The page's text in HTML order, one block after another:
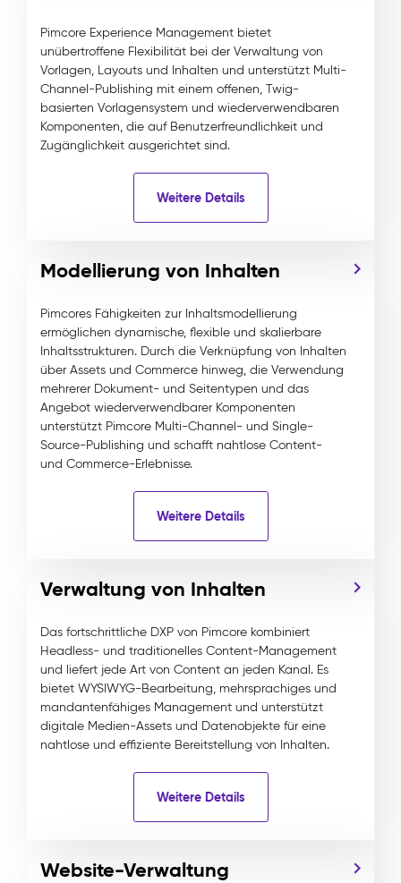
Pimcore Experience Management bietet
unübertroffene Flexibilität bei der Verwaltung von
Vorlagen, Layouts und Inhalten und unterstützt Multi-
Channel-Publishing mit einem offenen, Twig-
basierten Vorlagensystem und wiederverwendbaren
Komponenten, die auf Benutzerfreundlichkeit und
Zugänglichkeit ausgerichtet sind.
Weitere Details
Modellierung von Inhalten
Pimcores Fähigkeiten zur Inhaltsmodellierung
ermöglichen dynamische, flexible und skalierbare
Inhaltsstrukturen. Durch die Verknüpfung von Inhalten
über Assets und Commerce hinweg, die Verwendung
mehrerer Dokument- und Seitentypen und das
Angebot wiederverwendbarer Komponenten
unterstützt Pimcore Multi-Channel- und Single-
Source-Publishing und schafft nahtlose Content-
und Commerce-Erlebnisse.
Weitere Details
Verwaltung von Inhalten
Das fortschrittliche DXP von Pimcore kombiniert
Headless- und traditionelles Content-Management
und liefert jede Art von Content an jeden Kanal. Es
bietet WYSIWYG-Bearbeitung, mehrsprachiges und
mandantenfähiges Management und unterstützt
digitale Medien-Assets und Datenobjekte für eine
nahtlose und effiziente Bereitstellung von Inhalten.
Weitere Details
Website-Verwaltung